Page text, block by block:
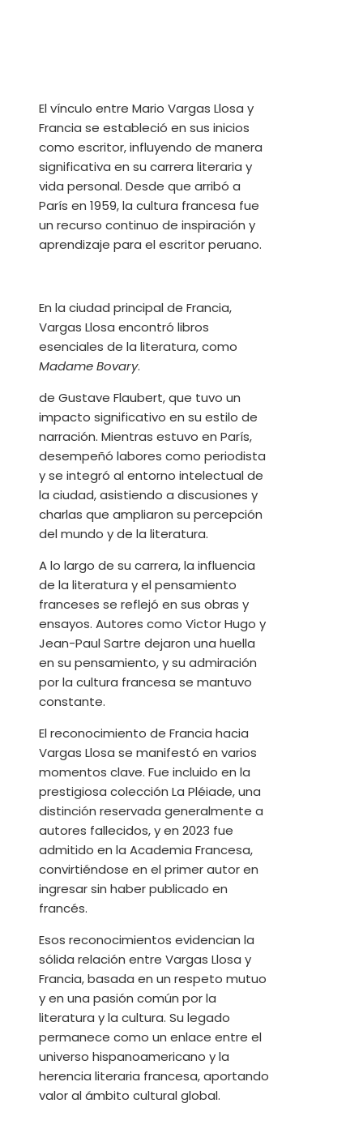
El vínculo entre Mario Vargas Llosa y
Francia se estableció en sus inicios
como escritor, influyendo de manera
significativa en su carrera literaria y
vida personal. Desde que arribó a
París en 1959, la cultura francesa fue
un recurso continuo de inspiración y
aprendizaje para el escritor peruano.
En la ciudad principal de Francia,
Vargas Llosa encontró libros
esenciales de la literatura, como
Madame Bovary.
de Gustave Flaubert, que tuvo un
impacto significativo en su estilo de
narración. Mientras estuvo en París,
desempeñó labores como periodista
y se integró al entorno intelectual de
la ciudad, asistiendo a discusiones y
charlas que ampliaron su percepción
del mundo y de la literatura.
A lo largo de su carrera, la influencia
de la literatura y el pensamiento
franceses se reflejó en sus obras y
ensayos. Autores como Victor Hugo y
Jean-Paul Sartre dejaron una huella
en su pensamiento, y su admiración
por la cultura francesa se mantuvo
constante.​
El reconocimiento de Francia hacia
Vargas Llosa se manifestó en varios
momentos clave. Fue incluido en la
prestigiosa colección La Pléiade, una
distinción reservada generalmente a
autores fallecidos, y en 2023 fue
admitido en la Academia Francesa,
convirtiéndose en el primer autor en
ingresar sin haber publicado en
francés.
Esos reconocimientos evidencian la
sólida relación entre Vargas Llosa y
Francia, basada en un respeto mutuo
y en una pasión común por la
literatura y la cultura. Su legado
permanece como un enlace entre el
universo hispanoamericano y la
herencia literaria francesa, aportando
valor al ámbito cultural global.